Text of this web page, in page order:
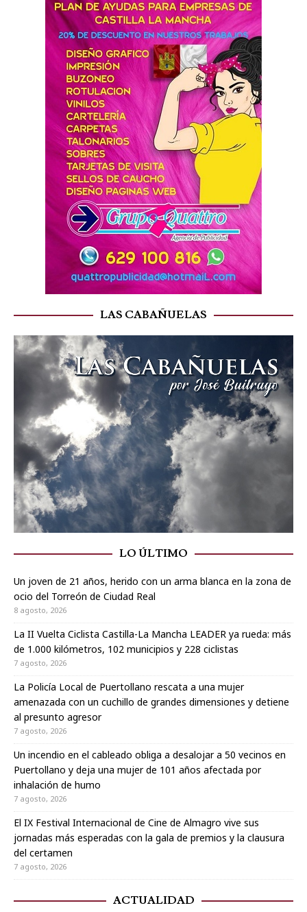
LAS CABAÑUELAS
LO ÚLTIMO
Un joven de 21 años, herido con un arma blanca en la zona de
ocio del Torreón de Ciudad Real
8 agosto, 2026
La II Vuelta Ciclista Castilla-La Mancha LEADER ya rueda: más
de 1.000 kilómetros, 102 municipios y 228 ciclistas
7 agosto, 2026
La Policía Local de Puertollano rescata a una mujer
amenazada con un cuchillo de grandes dimensiones y detiene
al presunto agresor
7 agosto, 2026
Un incendio en el cableado obliga a desalojar a 50 vecinos en
Puertollano y deja una mujer de 101 años afectada por
inhalación de humo
7 agosto, 2026
El IX Festival Internacional de Cine de Almagro vive sus
jornadas más esperadas con la gala de premios y la clausura
del certamen
7 agosto, 2026
ACTUALIDAD